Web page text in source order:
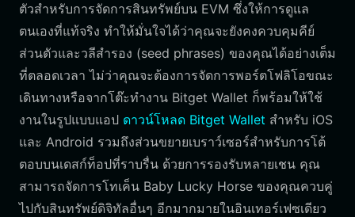
ตัวสำหรับการจัดการสินทรัพย์บน EVM ซึ่งให้การดูแล
ตนเองที่แท้จริง ทำให้มั่นใจได้ว่าคุณจะยังคงควบคุมคีย์
ส่วนตัวและวลีสำรอง (seed phrases) ของคุณได้อย่างเต็ม
ที่ตลอดเวลา ไม่ว่าคุณจะต้องการจัดการพอร์ตโฟลิโอขณะ
เดินทางหรือจากโต๊ะทำงาน Bitget Wallet ก็พร้อมให้ใช้
งานในรูปแบบแอป ดาวน์โหลด Bitget Wallet สำหรับ iOS
และ Android รวมถึงส่วนขยายเบราว์เซอร์สำหรับการโต้
ตอบบนเดสก์ท็อปที่ราบรื่น ด้วยการรองรับหลายเชน คุณ
สามารถจัดการโทเค็น Baby Lucky Horse ของคุณควบคู่
ไปกับสินทรัพย์ดิจิทัลอื่นๆ อีกมากมายในอินเทอร์เฟซเดียว